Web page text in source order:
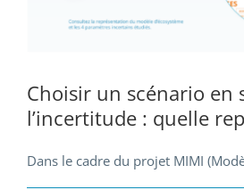
Choisir un scénario en
l’incertitude : quelle
Dans le cadre du projet MIMI